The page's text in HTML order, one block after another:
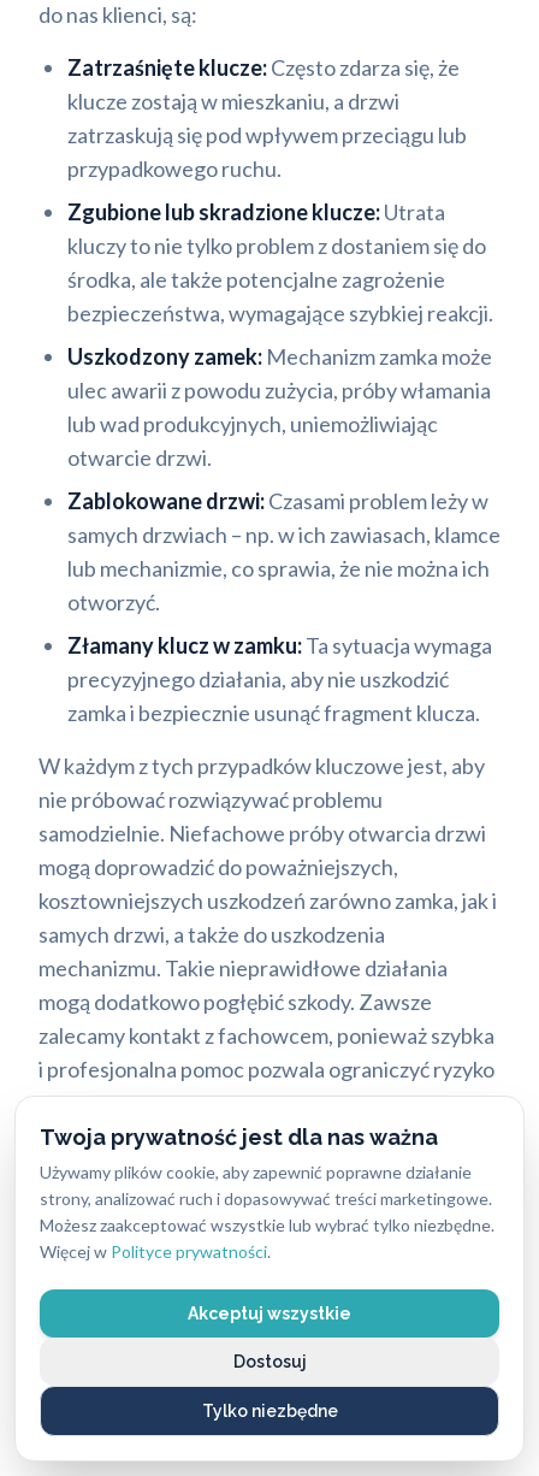
Twoja prywatność jest dla nas ważna
Używamy plików cookie, aby zapewnić poprawne działanie
strony, analizować ruch i dopasowywać treści marketingowe.
Możesz zaakceptować wszystkie lub wybrać tylko niezbędne.
Więcej w Polityce prywatności.
Akceptuj wszystkie
Tylko niezbędne
Dostosuj
do nas klienci, są:
Zatrzaśnięte klucze:Często zdarza się, że
klucze zostają w mieszkaniu, a drzwi
zatrzaskują się pod wpływem przeciągu lub
przypadkowego ruchu.
Zgubione lub skradzione klucze:Utrata
kluczy to nie tylko problem z dostaniem się do
środka, ale także potencjalne zagrożenie
bezpieczeństwa, wymagające szybkiej reakcji.
Uszkodzony zamek: Mechanizm zamka może
ulec awarii z powodu zużycia, próby włamania
lub wad produkcyjnych, uniemożliwiając
otwarcie drzwi.
Zablokowane drzwi:Czasami problem leży w
samych drzwiach – np. w ich zawiasach, klamce
lub mechanizmie, co sprawia, że nie można ich
otworzyć.
Złamany klucz w zamku:Ta sytuacja wymaga
precyzyjnego działania, aby nie uszkodzić
zamka i bezpiecznie usunąć fragment klucza.
W każdym z tych przypadków kluczowe jest, aby
nie próbować rozwiązywać problemu
samodzielnie. Niefachowe próby otwarcia drzwi
mogą doprowadzić do poważniejszych,
kosztowniejszych uszkodzeń zarówno zamka, jak i
samych drzwi, a także do uszkodzenia
mechanizmu. Takie nieprawidłowe działania
mogą dodatkowo pogłębić szkody. Zawsze
zalecamy kontakt z fachowcem, ponieważ szybka
i profesjonalna pomoc pozwala ograniczyć ryzyko
dalszych szkód.
Dlaczego warto wybraćABC
Zabezpieczeńdo awaryjnego
otwierania mieszkań w Poznaniu?
Nasze wieloletnie doświadczenie i
zaangażowanie w świadczenie usług najwyższej
jakości sprawiają, że jesteśmy zaufanym